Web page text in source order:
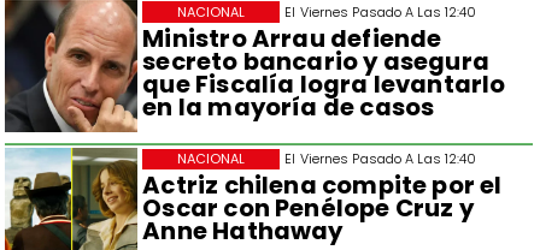
El Viernes Pasado A Las 12:40
Ministro Arrau defiende
secreto bancario y asegura
que Fiscalía logra levantarlo
en la mayoría de casos
NACIONAL
El Viernes Pasado A Las 12:40
Actriz chilena compite por el
Oscar con Penélope Cruz y
Anne Hathaway
NACIONAL